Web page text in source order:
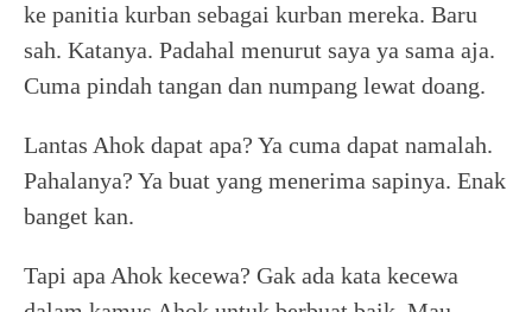
ke panitia kurban sebagai kurban mereka. Baru
sah. Katanya. Padahal menurut saya ya sama aja.
Cuma pindah tangan dan numpang lewat doang.
Lantas Ahok dapat apa? Ya cuma dapat namalah.
Pahalanya? Ya buat yang menerima sapinya. Enak
banget kan.
Tapi apa Ahok kecewa? Gak ada kata kecewa